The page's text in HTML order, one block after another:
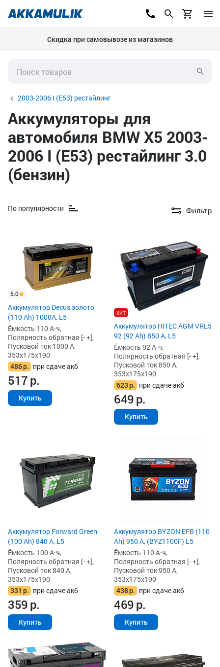
Скидка при самовывозе из магазинов
2003-2006 I (E53) рестайлинг
Аккумуляторы для
автомобиля BMW X5 2003-
2006 I (E53) рестайлинг 3.0
(бензин)
По популярности Фильтр
5.0
Аккумулятор Decus золото
(110 Ah) 1000A, L5
Ёмкость 110 А·ч,
Полярность обратная [- +],
Пусковой ток 1000 А,
353x175x190
486р. при сдаче акб
517р.
Купить
хит
Аккумулятор HITEC AGM VRL5
92 (92 Ah) 850 А, L5
Ёмкость 92 А·ч,
Полярность обратная [- +],
Пусковой ток 850 А,
353x175x190
623р. при сдаче акб
649р.
Купить
Аккумулятор Forward Green
(100 Ah) 840 А, L5
Ёмкость 100 А·ч,
Полярность обратная [- +],
Пусковой ток 840 А,
353x175x190
331 р. при сдаче акб
359р.
Купить
Аккумулятор BYZON EFB (110
Ah) 950 А, (BYZ1100F) L5
Ёмкость 110 А·ч,
Полярность обратная [- +],
Пусковой ток 950 А,
353x175x190
438р. при сдаче акб
469р.
Купить